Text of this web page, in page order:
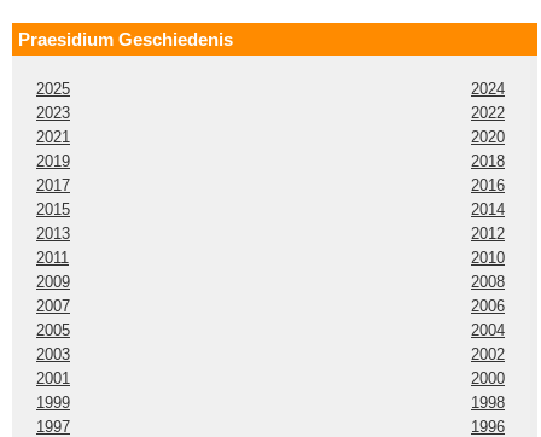
Praesidium Geschiedenis
2025
2024
2023
2022
2021
2020
2019
2018
2017
2016
2015
2014
2013
2012
2011
2010
2009
2008
2007
2006
2005
2004
2003
2002
2001
2000
1999
1998
1997
1996